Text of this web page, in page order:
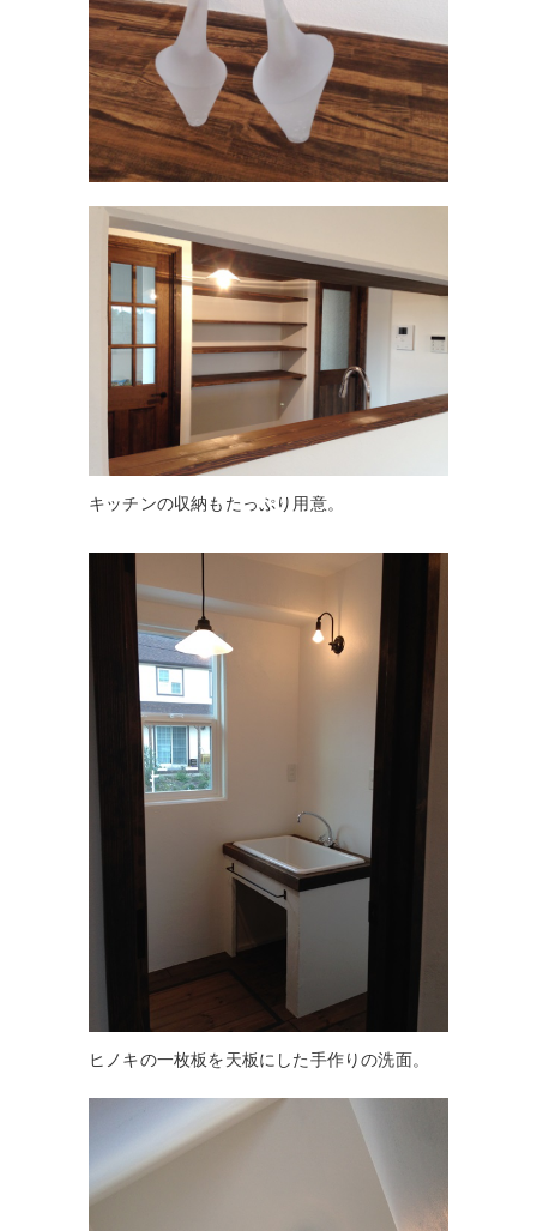
キッチンの収納もたっぷり用意。
ヒノキの一枚板を天板にした手作りの洗面。